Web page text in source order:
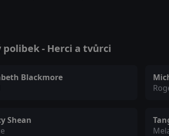
- Herci a tvůrci
Blackmore
Shean